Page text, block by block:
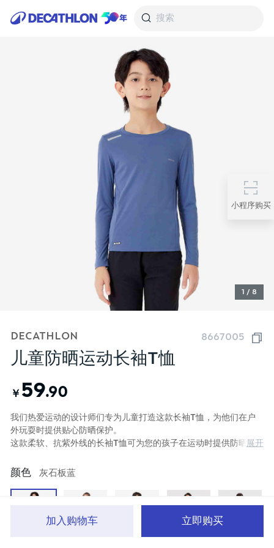
搜索
小程序购买
1 / 8
DECATHLON 8667005
儿童防晒运动长袖T恤
￥ 59.90
我们热爱运动的设计师们专为儿童打造这款长袖T恤，为他们在户
外玩耍时提供贴心防晒保护。
这款柔软、抗紫外线的长袖T恤可为您的孩子在运动时提供防晒保展开
颜色 灰石板蓝
加入购物车 立即购买